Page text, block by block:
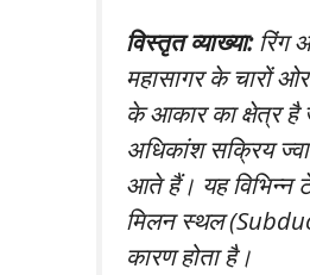
विस्तृत व्याख्या:रिंग
महासागर के चारों
के आकार का क्षेत्र है
अधिकांश सक्रिय
आते हैं। यह विभिन्न
मिलन स्थल
कारण होता है।